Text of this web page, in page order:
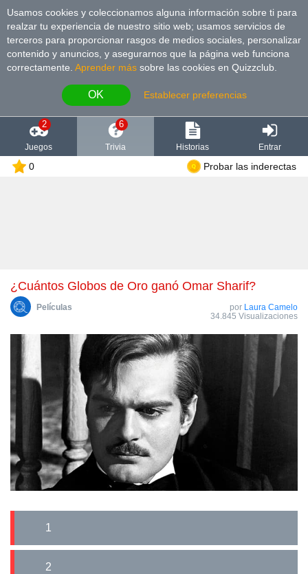
Usamos cookies y coleccionamos alguna información sobre ti para
realzar tu experiencia de nuestro sitio web; usamos servicios de
terceros para proporcionar rasgos de medios sociales, personalizar
contenido y anuncios, y asegurarnos que la página web funciona
correctamente. Aprender más sobre las cookies en Quizzclub.
OK Establecer preferencias
2
Juegos
6
Trivia Historias Entrar
0 Probar las inderectas
¿Cuántos Globos de Oro ganó Omar Sharif?
Películas por Laura Camelo
34.845 Visualizaciones
1
2